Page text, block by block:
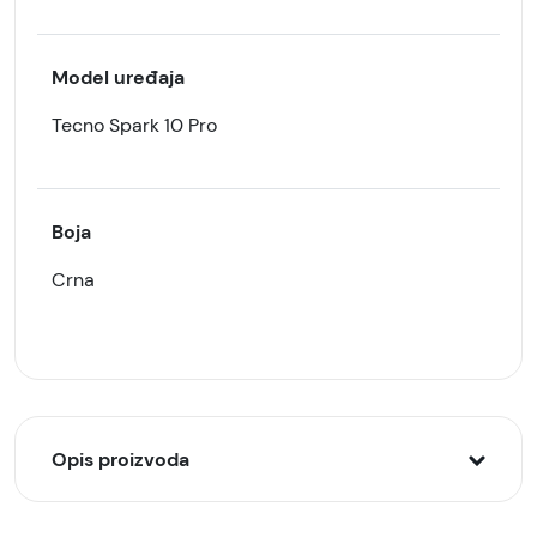
Model uređaja
Tecno Spark 10 Pro
Boja
Crna
Opis proizvoda